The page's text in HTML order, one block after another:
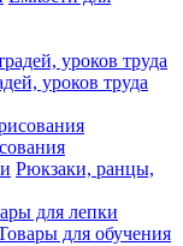
уроков труда
Рюкзаки, ранцы,
для лепки
для обучения